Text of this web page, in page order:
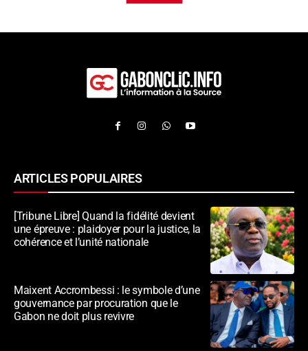
ARTICLES POPULAIRES
[Tribune Libre] Quand la fidélité devient
une épreuve : plaidoyer pour la justice, la
cohérence et l’unité nationale
Maixent Accrombessi : le symbole d’une
gouvernance par procuration que le
Gabon ne doit plus revivre